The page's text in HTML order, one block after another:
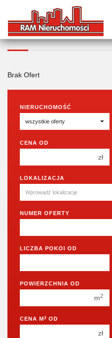
HALE NA WYNAJEM
Brak Ofert
NIERUCHOMOŚĆ
CENA OD
zł
250 000 zł
400 000 zł
LOKALIZACJA
NUMER OFERTY
LICZBA POKOI OD
3 pokoje
POWIERZCHNIA OD
m2
CENA M 2 OD
zł